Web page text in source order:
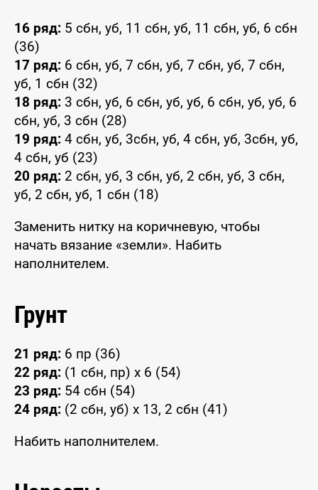
16 ряд: 5 сбн, уб, 11 сбн, уб, 11 сбн, уб, 6 сбн
(36)
17 ряд: 6 сбн, уб, 7 сбн, уб, 7 сбн, уб, 7 сбн,
уб, 1 сбн (32)
18 ряд: 3 сбн, уб, 6 сбн, уб, уб, 6 сбн, уб, уб, 6
сбн, уб, 3 сбн (28)
19 ряд: 4 сбн, уб, 3сбн, уб, 4 сбн, уб, 3сбн, уб,
4 сбн, уб (23)
20 ряд: 2 сбн, уб, 3 сбн, уб, 2 сбн, уб, 3 сбн,
уб, 2 сбн, уб, 1 сбн (18)
Заменить нитку на коричневую, чтобы
начать вязание «земли». Набить
наполнителем.
Грунт
21 ряд: 6 пр (36)
22 ряд: (1 сбн, пр) x 6 (54)
23 ряд: 54 сбн (54)
24 ряд: (2 сбн, уб) x 13, 2 сбн (41)
Набить наполнителем.